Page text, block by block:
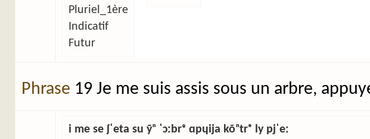
Pluriel_1ère
Indicatif
Futur
Phrase 19 Je me suis assis sous un arbre,
i me se ʃˈeta su ỹⁿ ˈɔːbrᵉ ɑpɥija kõⁿtrᵊ ly pjˈeː